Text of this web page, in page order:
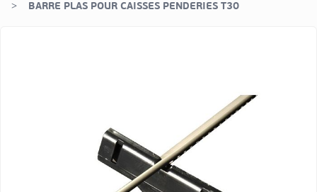
>
BARRE PLAS POUR CAISSES PENDERIES T30